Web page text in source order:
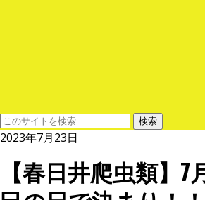
2023年7月23日
【春日井爬虫類】